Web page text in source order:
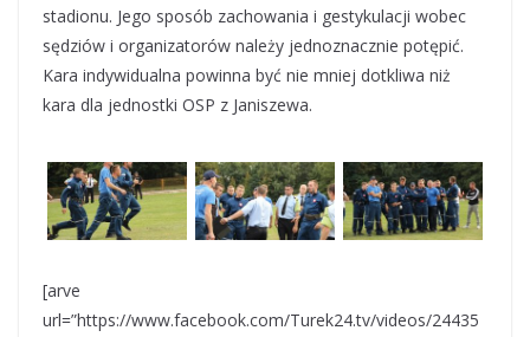
stadionu. Jego sposób zachowania i gestykulacji wobec
sędziów i organizatorów należy jednoznacznie potępić.
Kara indywidualna powinna być nie mniej dotkliwa niż
kara dla jednostki OSP z Janiszewa.
[arve
url=”https://www.facebook.com/Turek24.tv/videos/24435